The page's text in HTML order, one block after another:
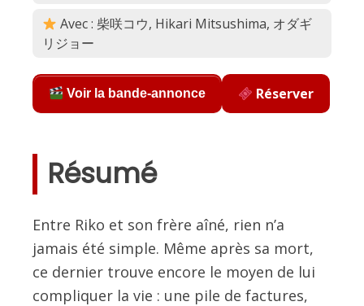
Avec : 柴咲コウ, Hikari Mitsushima, オダギ
リジョー
Voir la bande-annonce Réserver
Résumé
Entre Riko et son frère aîné, rien n’a
jamais été simple. Même après sa mort,
ce dernier trouve encore le moyen de lui
compliquer la vie : une pile de factures,